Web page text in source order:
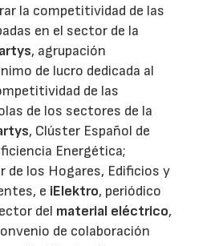
la competitividad de las
en el sector de la
, agrupación
de lucro dedicada al
de las
de los sectores de la
, Clúster Español de
Energética;
de los Hogares, Edificios y
e iElektro, periódico
del material eléctrico,
de colaboración